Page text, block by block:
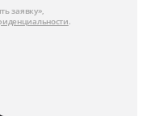
заявку»,
.